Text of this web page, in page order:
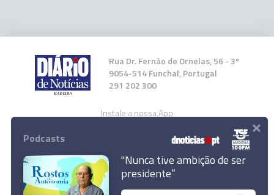
Rua Dr. Fernão de Ornelas, 56 - 3º
9054-514 Funchal, Portugal
291 202 300
Instale a nossa App
Podcasts
"Nunca tive ambição de ser
presidente”
×